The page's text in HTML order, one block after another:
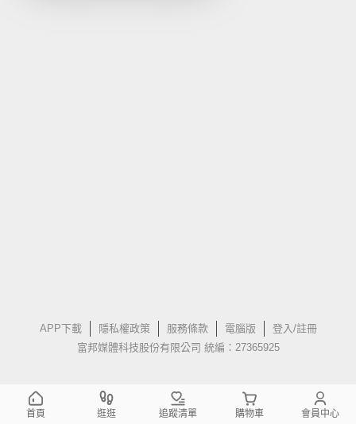
APP下載 隱私權政策 服務條款 電腦版
登入/註冊
富邦媒體科技股份有限公司 統編：27365925
首頁 逛逛 追蹤清單 購物車 會員中心